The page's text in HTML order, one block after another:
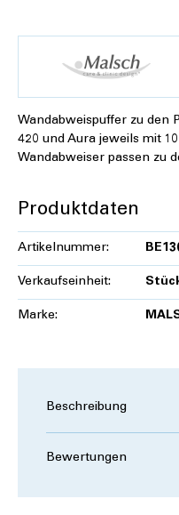
Wandabweispuffer zu den
420 und Aura jeweils mit
Wandabweiser passen zu
Produktdaten
Artikelnummer:
Verkaufseinheit:
Marke:
Beschreibung
Bewertungen